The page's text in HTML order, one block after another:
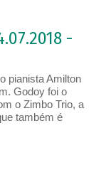
-
pianista Amilton
Godoy foi o
o Zimbo Trio, a
também é